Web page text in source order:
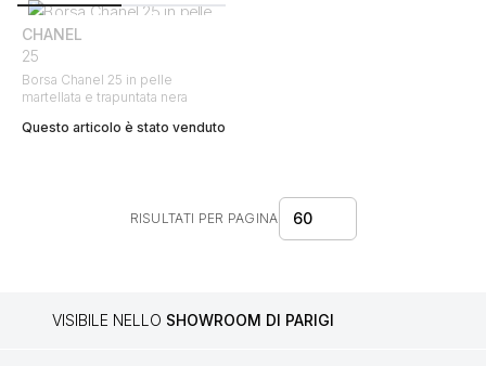
CHANEL
25
Borsa Chanel 25 in pelle
martellata e trapuntata nera
Questo articolo è stato venduto
RISULTATI PER PAGINA 60
VISIBILE NELLO SHOWROOM DI PARIGI